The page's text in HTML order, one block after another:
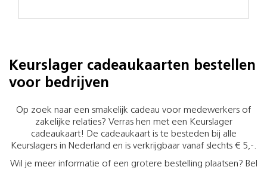
Keurslager cadeaukaarten bestellen
voor bedrijven
Op zoek naar een smakelijk cadeau voor medewerkers of
zakelijke relaties? Verras hen met een Keurslager
cadeaukaart! De cadeaukaart is te besteden bij alle
Keurslagers in Nederland en is verkrijgbaar vanaf slechts € 5,-.
Wil je meer informatie of een grotere bestelling plaatsen? Bel